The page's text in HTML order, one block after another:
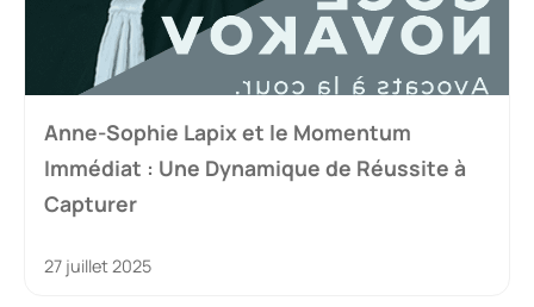
Anne-Sophie Lapix et le Momentum
Immédiat : Une Dynamique de Réussite à
Capturer
27 juillet 2025